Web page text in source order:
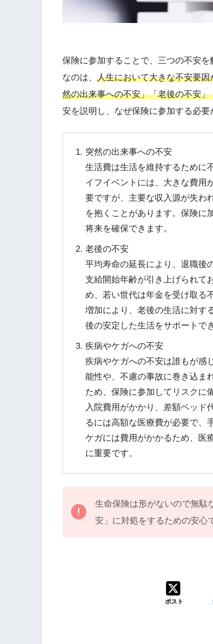
保険に参加することで、三つの不安
なのは、 人生において大きな不安要
然の出来事への不安」「老後の不安
安を説明し、なぜ保険に参加する必要
突然の出来事への不安
生活費は生活を維持するために
イフイベントには、大きな費用
要ですが、主要な収入源が失わ
を抱くことがあります。保険に
将来を確保できます。
老後の不安
平均寿命の延長により、退職後
支給開始年齢が引き上げられて
め、若い世代は年金を受け取る
増加により、老後の生活に対す
後の安定した生活をサポートで
疾病やケガへの不安
疾病やケガへの不安は誰もが感
能性や、不慮の事故に巻き込ま
ため、保険に参加してリスクに
入院費用がかかり、差額ベッド
るには高額な医療費が必要で、
ケガには費用がかかるため、医
に重要です。
生命保険は形がないので無駄
安」に対処をするための安心
ポスト